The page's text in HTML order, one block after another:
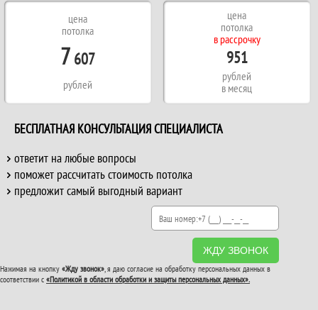
цена
потолка
7 607
рублей
цена
потолка
в рассрочку
951
рублей
в месяц
БЕСПЛАТНАЯ КОНСУЛЬТАЦИЯ СПЕЦИАЛИСТА
ответит на любые вопросы
поможет рассчитать стоимость потолка
предложит самый выгодный вариант
ЖДУ ЗВОНОК
Нажимая на кнопку «Жду звонок», я даю согласие на обработку персональных данных в
соответствии с «Политикой в области обработки и защиты персональных данных».